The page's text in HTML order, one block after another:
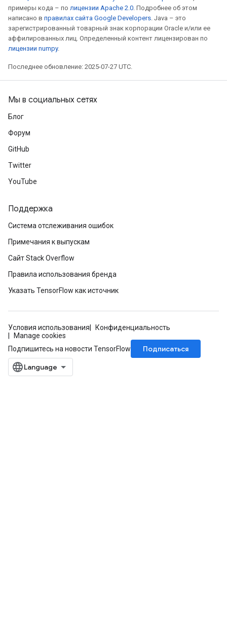
примеры кода – по лицензии Apache 2.0. Подробнее об этом
написано в правилах сайта Google Developers. Java – это
зарегистрированный товарный знак корпорации Oracle и/или ее
аффилированных лиц. Определенный контент лицензирован по
лицензии numpy.
Последнее обновление: 2025-07-27 UTC.
Мы в социальных сетях
Блог
Форум
GitHub
Twitter
YouTube
Поддержка
Система отслеживания ошибок
Примечания к выпускам
Сайт Stack Overflow
Правила использования бренда
Указать TensorFlow как источник
Условия использования
Конфиденциальность
Manage cookies
Подпишитесь на новости TensorFlow
Подписаться